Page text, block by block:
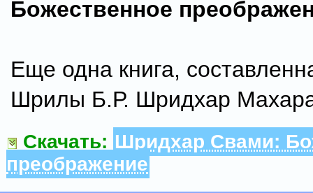
Божественное
Еще одна книга,
Шрилы Б.Р. Шридхар
Скачать: Шридхар Свами:
преображение